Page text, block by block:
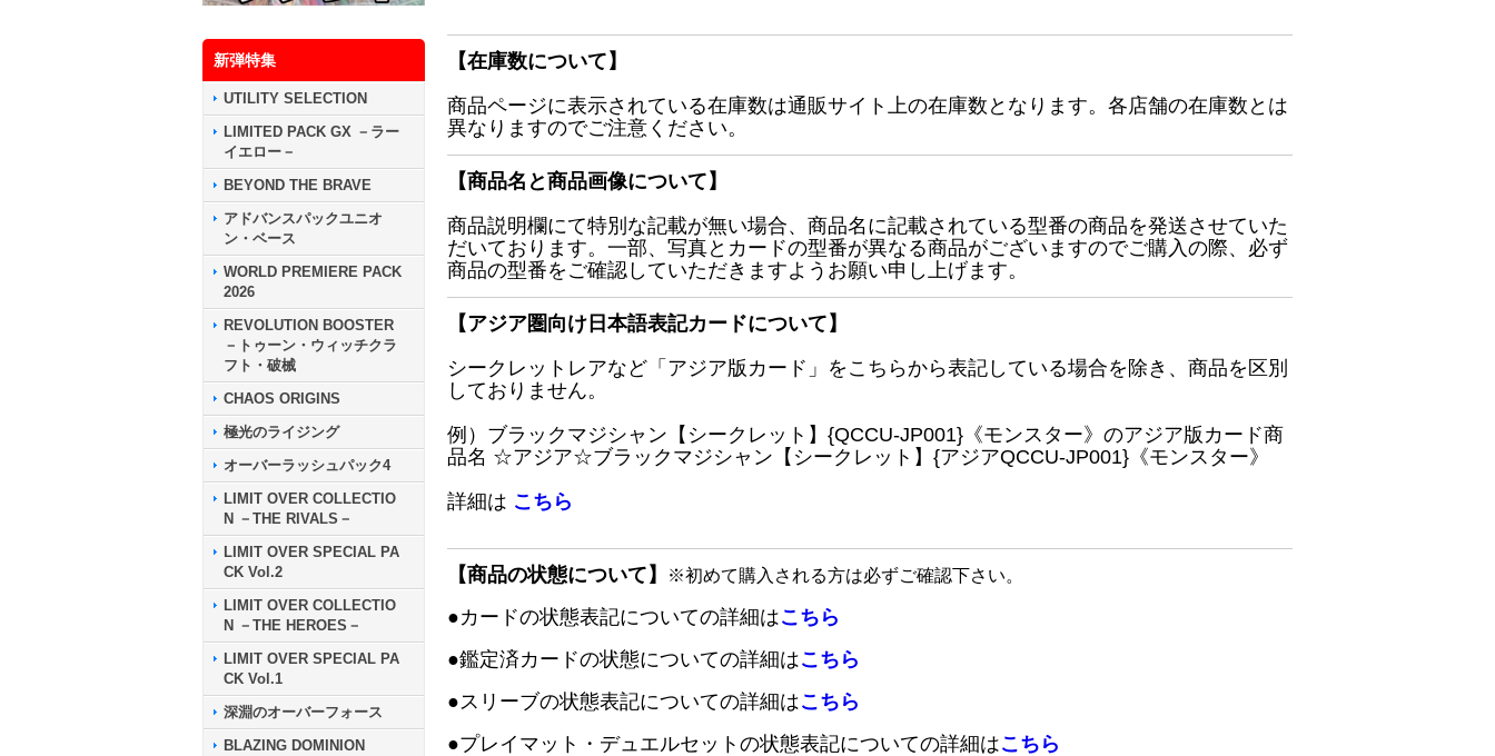
新弾特集
UTILITY SELECTION
LIMITED PACK GX －ラー
イエロー－
BEYOND THE BRAVE
アドバンスパックユニオ
ン・ベース
WORLD PREMIERE PACK
2026
REVOLUTION BOOSTER
－トゥーン・ウィッチクラ
フト・破械
CHAOS ORIGINS
極光のライジング
オーバーラッシュパック4
LIMIT OVER COLLECTIO
N －THE RIVALS－
LIMIT OVER SPECIAL PA
CK Vol.2
LIMIT OVER COLLECTIO
N －THE HEROES－
LIMIT OVER SPECIAL PA
CK Vol.1
深淵のオーバーフォース
BLAZING DOMINION
【在庫数について】
商品ページに表示されている在庫数は通販サイト上の在庫数となります。各店舗の在庫数とは
異なりますのでご注意ください。
【商品名と商品画像について】
商品説明欄にて特別な記載が無い場合、商品名に記載されている型番の商品を発送させていた
だいております。一部、写真とカードの型番が異なる商品がございますのでご購入の際、必ず
商品の型番をご確認していただきますようお願い申し上げます。
【アジア圏向け日本語表記カードについて】
シークレットレアなど「アジア版カード」をこちらから表記している場合を除き、商品を区別
しておりません。
例）ブラックマジシャン【シークレット】{QCCU-JP001}《モンスター》のアジア版カード商
品名 ☆アジア☆ブラックマジシャン【シークレット】{アジアQCCU-JP001}《モンスター》
詳細は こちら
【商品の状態について】 ※初めて購入される方は必ずご確認下さい。
●カードの状態表記についての詳細はこちら
●鑑定済カードの状態についての詳細はこちら
●スリーブの状態表記についての詳細はこちら
●プレイマット・デュエルセットの状態表記についての詳細はこちら